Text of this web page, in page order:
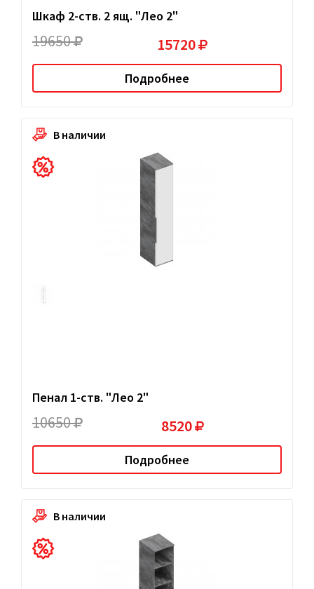
Шкаф 2-ств. 2 ящ. "Лео 2"
19650 15720
Подробнее
В наличии
Пенал 1-ств. "Лео 2"
10650 8520
Подробнее
В наличии